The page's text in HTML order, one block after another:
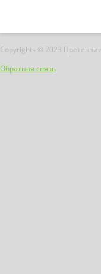
Copyrights © 2023
Обратная связь